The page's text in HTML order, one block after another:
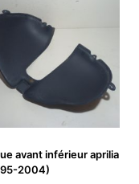
avant inférieur aprilia
2004)